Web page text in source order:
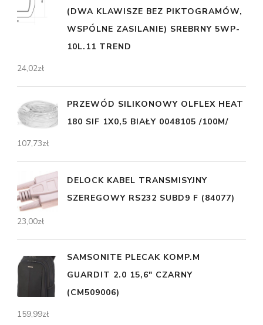
(DWA KLAWISZE BEZ PIKTOGRAMÓW,
WSPÓLNE ZASILANIE) SREBRNY 5WP-
10L.11 TREND
24,02zł
PRZEWÓD SILIKONOWY OLFLEX HEAT
180 SIF 1X0,5 BIAŁY 0048105 /100M/
107,73zł
DELOCK KABEL TRANSMISYJNY
SZEREGOWY RS232 SUBD9 F (84077)
23,00zł
SAMSONITE PLECAK KOMP.M
GUARDIT 2.0 15,6" CZARNY
(CM509006)
159,99zł